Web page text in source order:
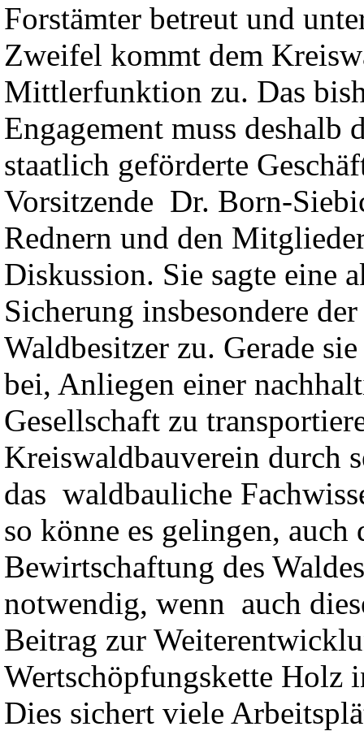
Forstämter betreut und
Zweifel kommt dem
Mittlerfunktion zu. Das
Engagement muss deshalb
staatlich geförderte
Vorsitzende Dr. Born-
Rednern und den
Diskussion. Sie sagte eine
Sicherung insbesondere
Waldbesitzer zu. Gerade
bei, Anliegen einer
Gesellschaft zu
Kreiswaldbauverein durch
das waldbauliche
so könne es gelingen,
Bewirtschaftung des
notwendig, wenn auch
Beitrag zur
Wertschöpfungskette Holz
Dies sichert viele